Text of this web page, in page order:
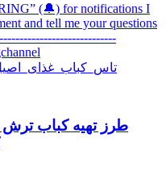
(🔔) for notifications I
and tell me your questions
طرز تهیه کباب